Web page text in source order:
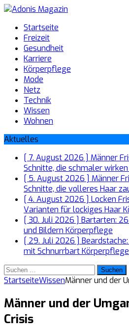
Startseite
Freizeit
Gesundheit
Karriere
Körperpflege
Mode
Netz
Technik
Wissen
Wohnen
Aktuelles
[ 7. August 2026 ] Männer
Schnitte, die schmaler
[ 5. August 2026 ] Männer
Schnitte, die volleres Haar
[ 4. August 2026 ] Locken
Varianten für lockiges Haar
[ 30. Juli 2026 ] Bartarten:
und Bildern Körperpflege
[ 29. Juli 2026 ]
mit SchnurrbartKörperpflege
Suchen
nach:
StartseiteWissenMänner und der
Männer und der
Crisis